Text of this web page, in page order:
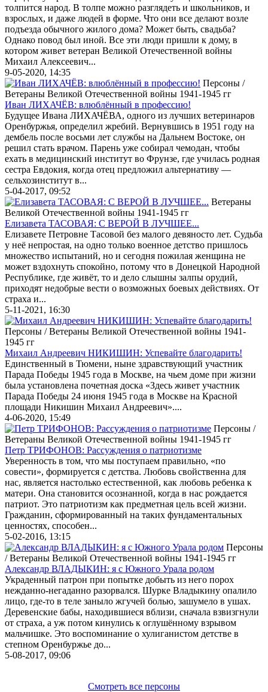
толпится народ. В толпе можно разглядеть и школьников, и
взрослых, и даже людей в форме. Что они все делают возле
подъезда обычного жилого дома? Может быть, свадьба?
Однако повод был иной. Все эти люди пришли к дому, в
котором живет ветеран Великой Отечественной войны
Михаил Алексеевич...
9-05-2020, 14:35
Персоны /
Ветераны Великой Отечественной войны 1941-1945 гг
Иван ЛИХАЧЁВ: влюблённый в профессию!
Будущее Ивана ЛИХАЧЁВА, одного из лучших ветеринаров
Оренбуржья, определил жребий. Вернувшись в 1951 году на
дембель после восьми лет службы на Дальнем Востоке, он
решил стать врачом. Парень уже собирал чемодан, чтобы
ехать в медицинский институт во Фрунзе, где училась родная
сестра Евдокия, когда отец предложил альтернативу —
сельхозинститут в...
5-04-2017, 09:52
Ветераны
Великой Отечественной войны 1941-1945 гг
Елизавета ТАСОВАЯ: С ВЕРОЙ В ЛУЧШЕЕ...
Елизавете Петровне Тасовой без малого девяносто лет. Судьба
у неё непростая, на одно только военное детство пришлось
множество испытаний, но и сегодня пожилая женщина не
может вздохнуть спокойно, потому что в Донецкой Народной
Республике, где живёт, то и дело слышны залпы орудий,
приходят недобрые вести о возможных боевых действиях. От
страха и...
5-11-2021, 16:30
Персоны / Ветераны Великой Отечественной войны 1941-
1945 гг
Михаил Андреевич НИКИШИН: Успевайте благодарить!
Единственный в Тюмени, ныне здравствующий участник
Парада Победы 1945 года в Москве, на чьем доме при жизни
была установлена почетная доска «Здесь живет участник
Парада Победы 24 июня 1945 года в Москве на Красной
площади Никишин Михаил Андреевич»....
4-06-2020, 15:49
Персоны /
Ветераны Великой Отечественной войны 1941-1945 гг
Петр ТРИФОНОВ: Рассуждения о патриотизме
Уверенность в том, что мы поступаем правильно, «по
совести», формируется с детства. Любовь свойственна для
нас, является настолько естественной, как любовь ребенка к
матери. Она становится осознанной, когда в нас рождается
патриот. Это патриотизм как предметная цель всей жизни.
Гражданин, сформированный на таких фундаментальных
ценностях, способен...
5-02-2016, 13:15
Персоны
/ Ветераны Великой Отечественной войны 1941-1945 гг
Александр ВЛАДЫКИН: я с Южного Урала родом
Украденный патрон при попытке добыть из него порох
нежданно-негаданно разорвался. Шурке Владыкину опалило
лицо, где-то в теле заныло жгучей болью, зашумело в ушах.
Деревенские бабы, находившиеся вблизи, сначала взвизгнули
от страха, а уж потом кинулись к оглушённому взрывом
мальчишке. Это воспоминание о хулиганистом детстве в
степном Оренбуржье до...
5-08-2017, 09:06
Смотреть все персоны